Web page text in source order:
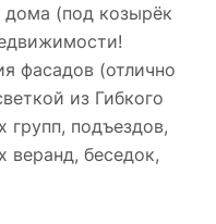
дома (под козырёк
фасадов (отлично
из Гибкого
подъездов,
веранд, беседок,